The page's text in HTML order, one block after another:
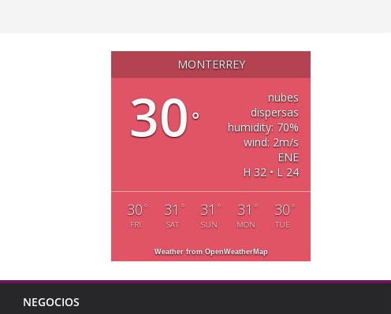
MONTERREY
30°
nubes
dispersas
humidity: 70%
wind: 2m/s
ENE
H 32 • L 24
30°
FRI
31 °
SAT
31 °
SUN
31 °
MON
30°
TUE
Weather from OpenWeatherMap
NEGOCIOS